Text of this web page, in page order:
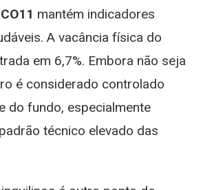
mantém indicadores
A vacância física do
em 6,7%. Embora não seja
é considerado controlado
do fundo, especialmente
técnico elevado das